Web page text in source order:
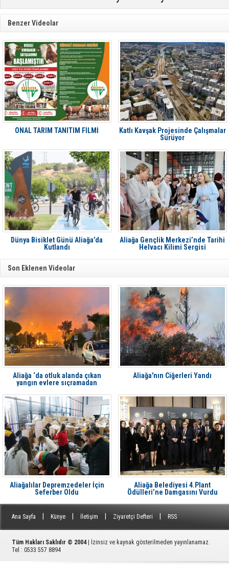
Benzer Videolar
ÖNAL TARIM TANITIM FİLMİ
Katlı Kavşak Projesinde Çalışmalar
Sürüyor
Dünya Bisiklet Günü Aliağa’da
Kutlandı
Aliağa Gençlik Merkezi’nde Tarihi
Helvacı Kilimi Sergisi
Son Eklenen Videolar
Aliağa ‘da otluk alanda çıkan
yangın evlere sıçramadan
Aliağa'nın Ciğerleri Yandı
Aliağalılar Depremzedeler İçin
Seferber Oldu
Aliağa Belediyesi 4.Plant
Ödülleri’ne Damgasını Vurdu
Ana Sayfa Künye İletişim Ziyaretçi Defteri RSS
Tüm Hakları Saklıdır © 2004| İzinsiz ve kaynak gösterilmeden yayınlanamaz.
Tel : 0533 557 8894